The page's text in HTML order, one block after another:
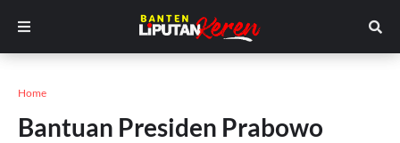
Home
Bantuan Presiden Prabowo